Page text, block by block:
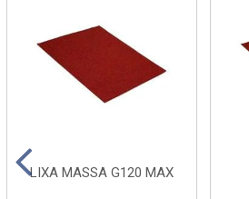
LIXA MASSA G120 MAX